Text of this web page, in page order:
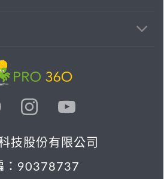
技股份有限公司
：90378737